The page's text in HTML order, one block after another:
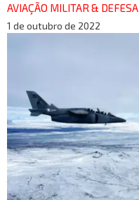
AVIAÇÃO MILITAR & DEFESA
1 de outubro de 2022